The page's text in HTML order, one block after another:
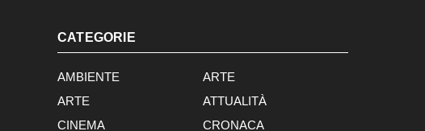
CATEGORIE
AMBIENTE
ARTE
ARTE
ATTUALITÀ
CINEMA
CRONACA